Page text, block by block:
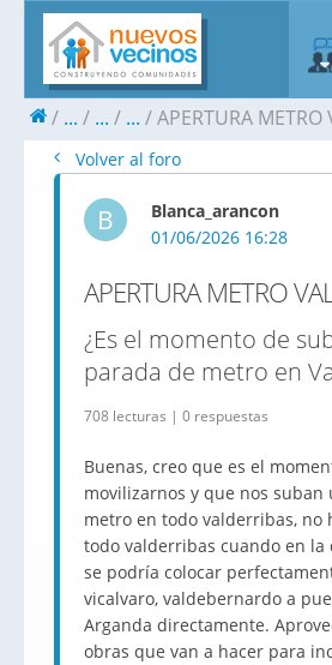
... ... ... APERTURA METRO
Volver al foro
B
Blanca_arancon
01/06/2026 16:28
APERTURA METRO
¿Es el momento de
parada de metro en
708 lecturas | 0 respuestas
Buenas, creo que es el
movilizarnos y que nos suban
metro en todo valderribas, no
todo valderribas cuando en la
se podría colocar
vicalvaro, valdebernardo a
Arganda directamente.
obras que van a hacer para